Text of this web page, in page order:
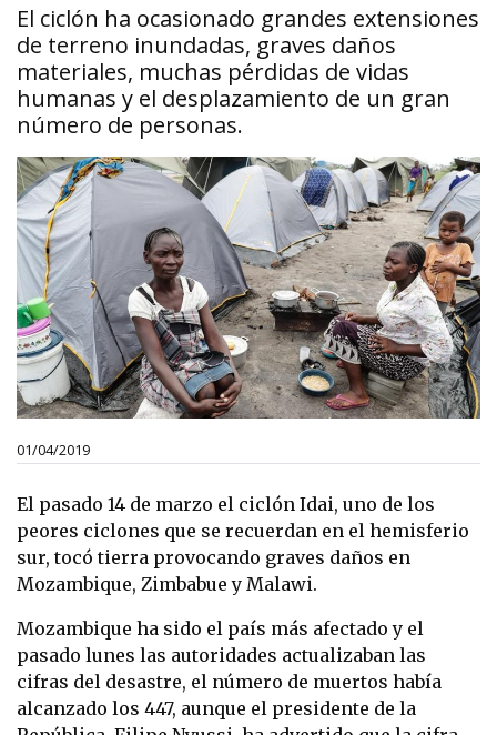
El ciclón ha ocasionado grandes extensiones
de terreno inundadas, graves daños
materiales, muchas pérdidas de vidas
humanas y el desplazamiento de un gran
número de personas.
01/04/2019
El pasado 14 de marzo el ciclón Idai, uno de los
peores ciclones que se recuerdan en el hemisferio
sur, tocó tierra provocando graves daños en
Mozambique, Zimbabue y Malawi.
Mozambique ha sido el país más afectado y el
pasado lunes las autoridades actualizaban las
cifras del desastre, el número de muertos había
alcanzado los 447, aunque el presidente de la